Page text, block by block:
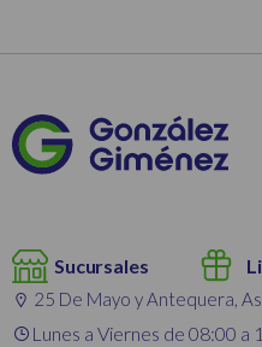
Sucursales
25 De Mayo y Antequera,
Lunes a Viernes de 08:00 a